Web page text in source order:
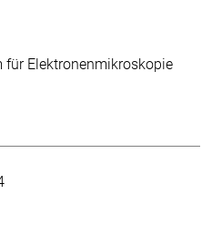
für Elektronenmikroskopie